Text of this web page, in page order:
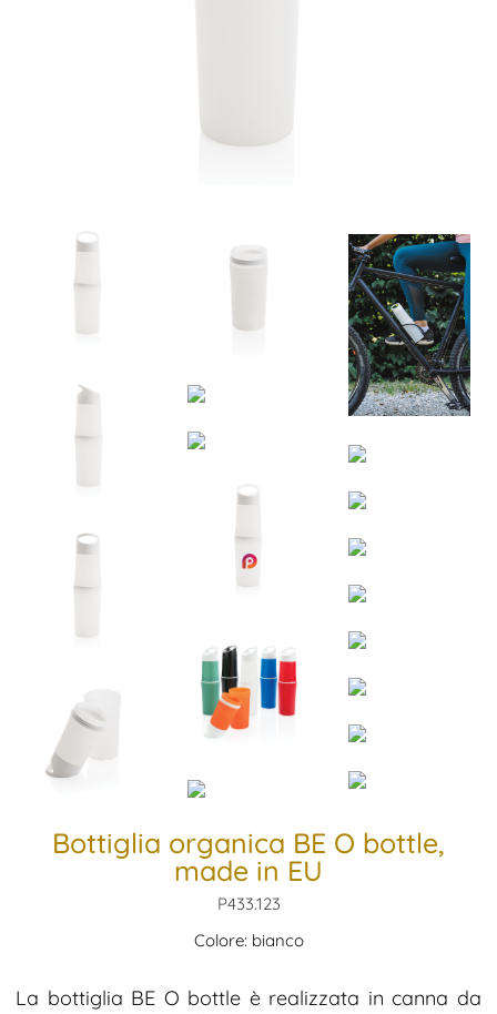
Bottiglia organica BE O bottle,
made in EU
P433.123
Colore: bianco
La bottiglia BE O bottle è realizzata in canna da